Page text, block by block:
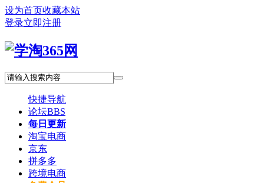
设为首页收藏本站
登录立即注册
快捷导航
论坛BBS
每日更新
淘宝电商
京东
拼多多
跨境电商